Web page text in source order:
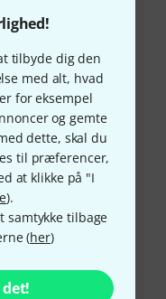
tilbyde dig den
med alt, hvad
for eksempel
og gemte
dette, skal du
til præferencer,
at klikke på "I
).
samtykke tilbage
(her)
det!
hvis du har
køb.